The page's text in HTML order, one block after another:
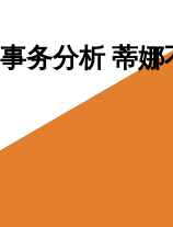
事务分析蒂娜